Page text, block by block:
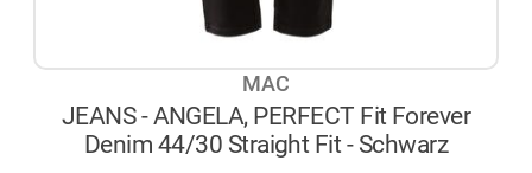
MAC
JEANS - ANGELA, PERFECT Fit Forever
Denim 44/30 Straight Fit - Schwarz